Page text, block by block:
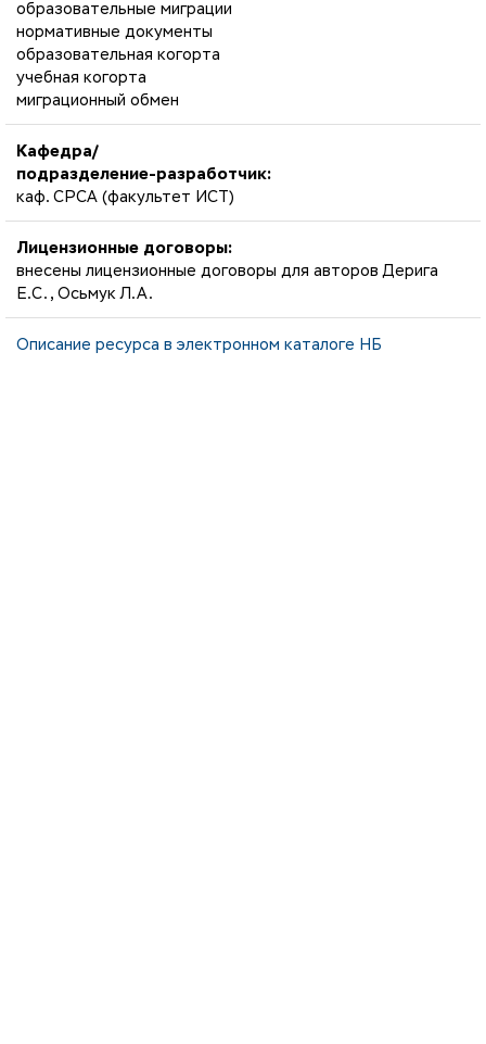
образовательные миграции
нормативные документы
образовательная когорта
учебная когорта
миграционный обмен
Кафедра/
подразделение-разработчик:
каф. СРСА (факультет ИСТ)
Лицензионные договоры:
внесены лицензионные договоры для авторов Дерига
Е.С., Осьмук Л.А.
Описание ресурса в электронном каталоге НБ